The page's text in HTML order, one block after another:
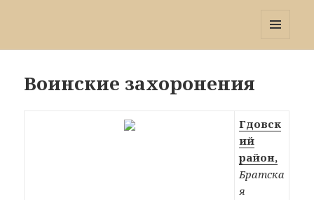
Воинские захоронения
Гдовск
ий
район,
Братска
я